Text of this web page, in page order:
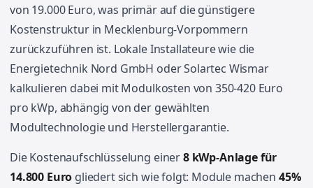
von 19.000 Euro, was primär auf die günstigere
Kostenstruktur in Mecklenburg-Vorpommern
zurückzuführen ist. Lokale Installateure wie die
Energietechnik Nord GmbH oder Solartec Wismar
kalkulieren dabei mit Modulkosten von 350-420 Euro
pro kWp, abhängig von der gewählten
Modultechnologie und Herstellergarantie.
Die Kostenaufschlüsselung einer8 kWp-Anlage für
14.800 Euro gliedert sich wie folgt: Module machen 45%